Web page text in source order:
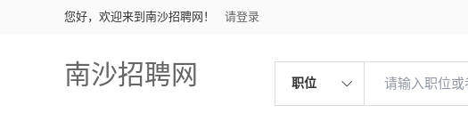
您好，欢迎来到南沙招聘网！ 请登录
南沙招聘网 职位